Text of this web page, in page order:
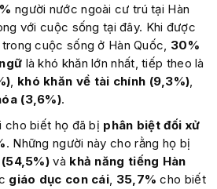
người nước ngoài cư trú tại Hàn
với cuộc sống tại đây. Khi được
cuộc sống ở Hàn Quốc, 30%
là khó khăn lớn nhất, tiếp theo là
khó khăn về tài chính (9,3%)
(3,6%).
cho biết họ đã bị phân biệt đối xử
. Những người này cho rằng họ bị
và khả năng tiếng Hàn
giáo dục con cái 35,7% cho biết